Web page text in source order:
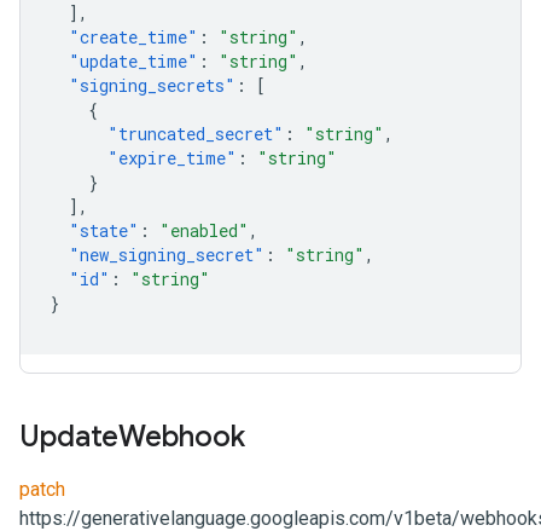
],
"create_time" : "string" ,
"update_time" : "string" ,
"signing_secrets" :
[
{
"truncated_secret" : "string" ,
"expire_time" :
"string"
}
],
"state" : "enabled" ,
"new_signing_secret" : "string" ,
"id" :
"string"
}
UpdateWebhook
patch
https://generativelanguage.googleapis.com/v1beta/